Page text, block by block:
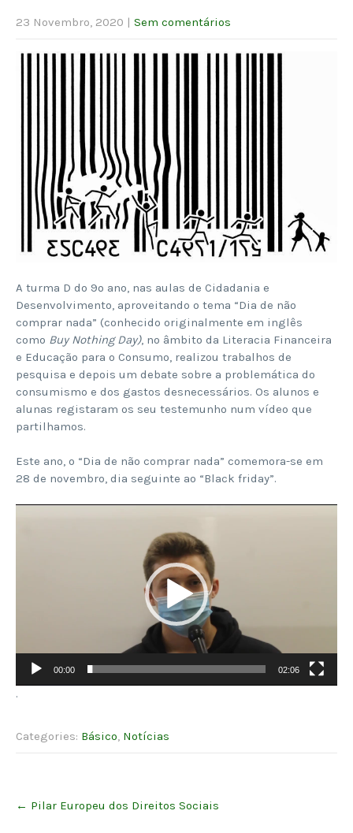
23 Novembro, 2020 | Sem comentários
A turma D do 9º ano, nas aulas de Cidadania e
Desenvolvimento, aproveitando o tema “Dia de não
comprar nada” (conhecido originalmente em inglês
como Buy Nothing Day), no âmbito da Literacia Financeira
e Educação para o Consumo, realizou trabalhos de
pesquisa e depois um debate sobre a problemática do
consumismo e dos gastos desnecessários. Os alunos e
alunas registaram os seu testemunho num vídeo que
partilhamos.
Este ano, o “Dia de não comprar nada” comemora-se em
28 de novembro, dia seguinte ao “Black friday”.
00:00 02:06
.
Categories: Básico, Notícias
navigation
← Pilar Europeu dos Direitos Sociais